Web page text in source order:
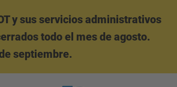
y sus servicios administrativos
todo el mes de agosto.
septiembre.